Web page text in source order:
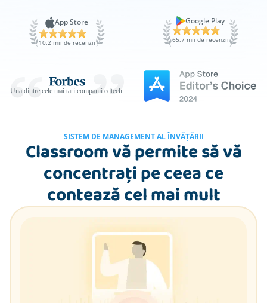
App Store
10,2 mii de recenzii
Google Play
65,7 mii de recenzii
Una dintre cele mai tari companii edtech.
SISTEM DE MANAGEMENT AL ÎNVĂȚĂRII
Classroom vă permite să vă
concentrați pe ceea ce
contează cel mai mult